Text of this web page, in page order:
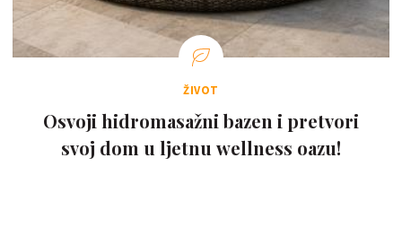
ŽIVOT
Osvoji hidromasažni bazen i pretvori
svoj dom u ljetnu wellness oazu!